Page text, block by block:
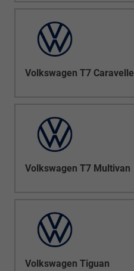
Volkswagen T7 Caravelle
Volkswagen T7 Multivan
Volkswagen Tiguan